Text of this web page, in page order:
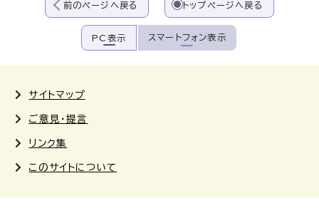
前のページへ戻る トップページへ戻る
PC表示 スマートフォン表示
サイトマップ
ご意見・提言
リンク集
このサイトについて